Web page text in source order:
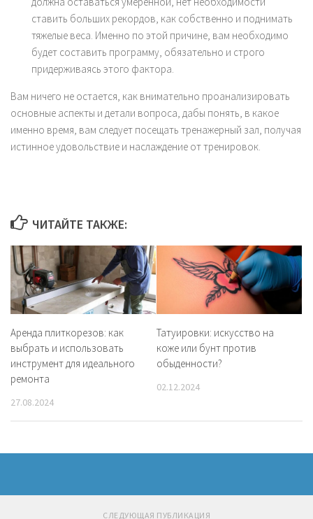
ставить больших рекордов, как собственно и поднимать
тяжелые веса. Именно по этой причине, вам необходимо
будет составить программу, обязательно и строго
придерживаясь этого фактора.
Вам ничего не остается, как внимательно проанализировать
основные аспекты и детали вопроса, дабы понять, в какое
именно время, вам следует посещать тренажерный зал, получая
истинное удовольствие и наслаждение от тренировок.
ЧИТАЙТЕ ТАКЖЕ:
Аренда плиткорезов: как
выбрать и использовать
инструмент для идеального
ремонта
27.08.2024
Татуировки: искусство на
коже или бунт против
обыденности?
02.12.2024
СЛЕДУЮЩАЯ ПУБЛИКАЦИЯ